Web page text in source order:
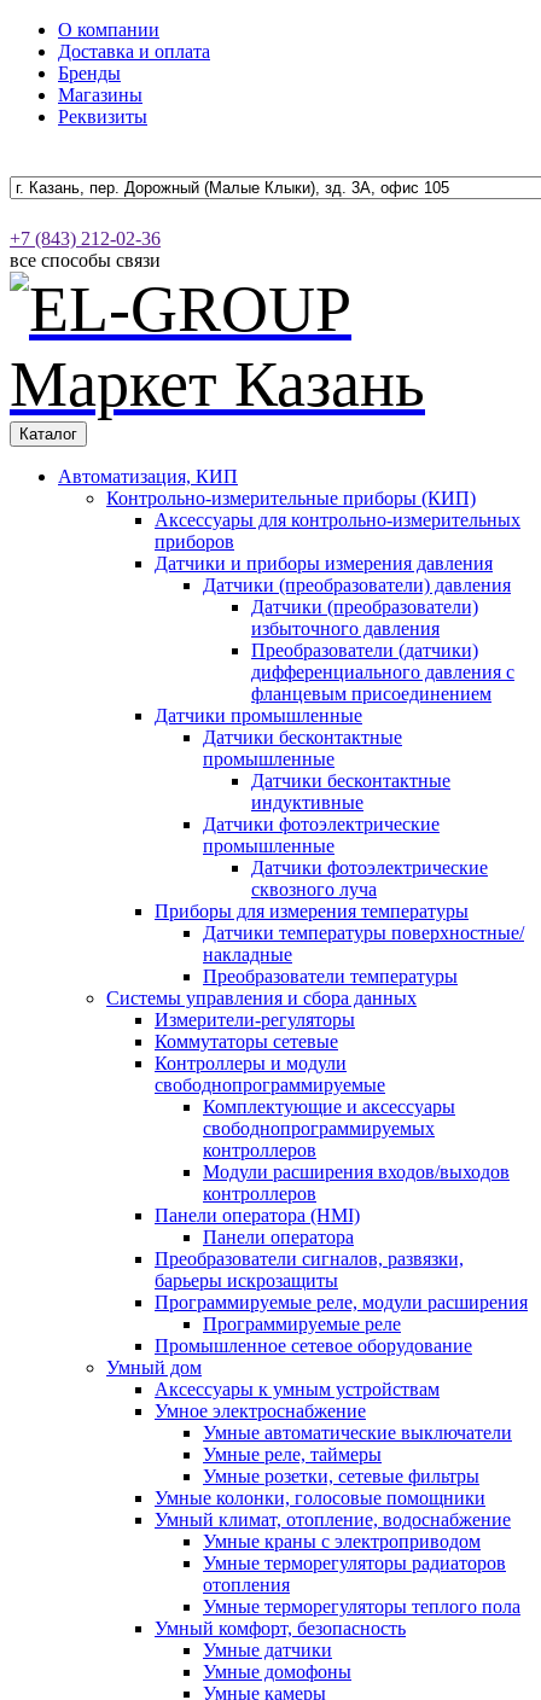
О компании
Доставка и оплата
Бренды
Магазины
Реквизиты
+7 (843) 212-02-36
все способы связи
Каталог
Автоматизация, КИП
Контрольно-измерительные приборы (КИП)
Аксессуары для контрольно-измерительных
приборов
Датчики и приборы измерения давления
Датчики (преобразователи) давления
Датчики (преобразователи)
избыточного давления
Преобразователи (датчики)
дифференциального давления с
фланцевым присоединением
Датчики промышленные
Датчики бесконтактные
промышленные
Датчики бесконтактные
индуктивные
Датчики фотоэлектрические
промышленные
Датчики фотоэлектрические
сквозного луча
Приборы для измерения температуры
Датчики температуры поверхностные/
накладные
Преобразователи температуры
Системы управления и сбора данных
Измерители-регуляторы
Коммутаторы сетевые
Контроллеры и модули
свободнопрограммируемые
Комплектующие и аксессуары
свободнопрограммируемых
контроллеров
Модули расширения входов/выходов
контроллеров
Панели оператора (HMI)
Панели оператора
Преобразователи сигналов, развязки,
барьеры искрозащиты
Программируемые реле, модули расширения
Программируемые реле
Промышленное сетевое оборудование
Умный дом
Аксессуары к умным устройствам
Умное электроснабжение
Умные автоматические выключатели
Умные реле, таймеры
Умные розетки, сетевые фильтры
Умные колонки, голосовые помощники
Умный климат, отопление, водоснабжение
Умные краны с электроприводом
Умные терморегуляторы радиаторов
отопления
Умные терморегуляторы теплого пола
Умный комфорт, безопасность
Умные датчики
Умные домофоны
Умные камеры